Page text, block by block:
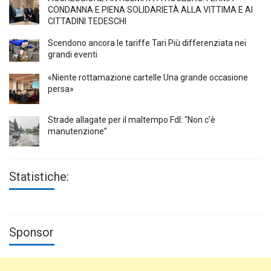
CONDANNA E PIENA SOLIDARIETÀ ALLA VITTIMA E AI
CITTADINI TEDESCHI
Scendono ancora le tariffe Tari Più differenziata nei
grandi eventi
«Niente rottamazione cartelle Una grande occasione
persa»
Strade allagate per il maltempo FdI: “Non c’è
manutenzione”
Statistiche:
Sponsor